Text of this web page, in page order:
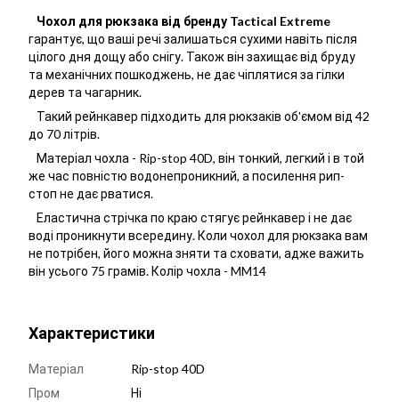
Чохол для рюкзака від бренду Tactical Extreme
гарантує, що ваші речі залишаться сухими навіть після
цілого дня дощу або снігу. Також він захищає від бруду
та механічних пошкоджень, не дає чіплятися за гілки
дерев та чагарник.
Такий рейнкавер підходить для рюкзаків об'ємом від 42
до 70 літрів.
Матеріал чохла - Rip-stop 40D, він тонкий, легкий і в той
же час повністю водонепроникний, а посилення рип-
стоп не дає рватися.
Еластична стрічка по краю стягує рейнкавер і не дає
воді проникнути всередину. Коли чохол для рюкзака вам
не потрібен, його можна зняти та сховати, адже важить
він усього 75 грамів. Колір чохла - MM14
Характеристики
Матеріал
Rip-stop 40D
Пром
Ні